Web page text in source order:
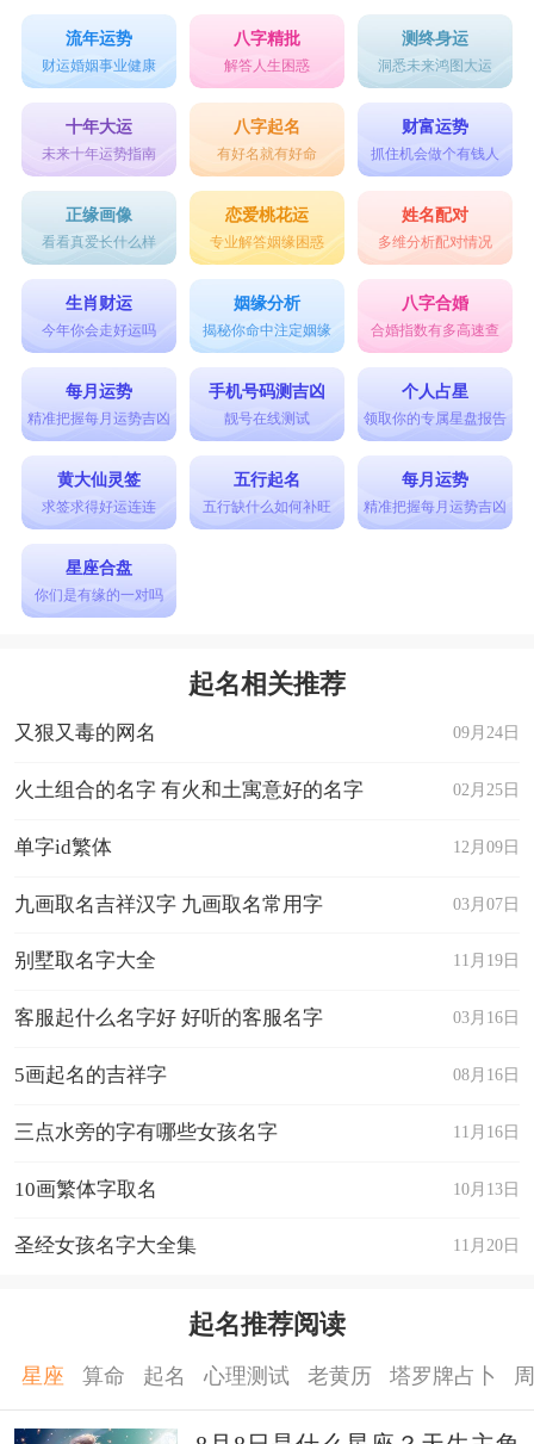
流年运势
财运婚姻事业健康
八字精批
解答人生困惑
测终身运
洞悉未来鸿图大运
十年大运
未来十年运势指南
八字起名
有好名就有好命
财富运势
抓住机会做个有钱人
正缘画像
看看真爱长什么样
恋爱桃花运
专业解答姻缘困惑
姓名配对
多维分析配对情况
生肖财运
今年你会走好运吗
姻缘分析
揭秘你命中注定姻缘
八字合婚
合婚指数有多高速查
每月运势
精准把握每月运势吉凶
手机号码测吉凶
靓号在线测试
个人占星
领取你的专属星盘报告
黄大仙灵签
求签求得好运连连
五行起名
五行缺什么如何补旺
每月运势
精准把握每月运势吉凶
星座合盘
你们是有缘的一对吗
起名相关推荐
09月24日
又狠又毒的网名
02月25日
火土组合的名字 有火和土寓意好的名字
12月09日
单字id繁体
03月07日
九画取名吉祥汉字 九画取名常用字
11月19日
别墅取名字大全
03月16日
客服起什么名字好 好听的客服名字
08月16日
5画起名的吉祥字
11月16日
三点水旁的字有哪些女孩名字
10月13日
10画繁体字取名
11月20日
圣经女孩名字大全集
起名推荐阅读
星座 算命 起名 心理测试 老黄历 塔罗牌占卜